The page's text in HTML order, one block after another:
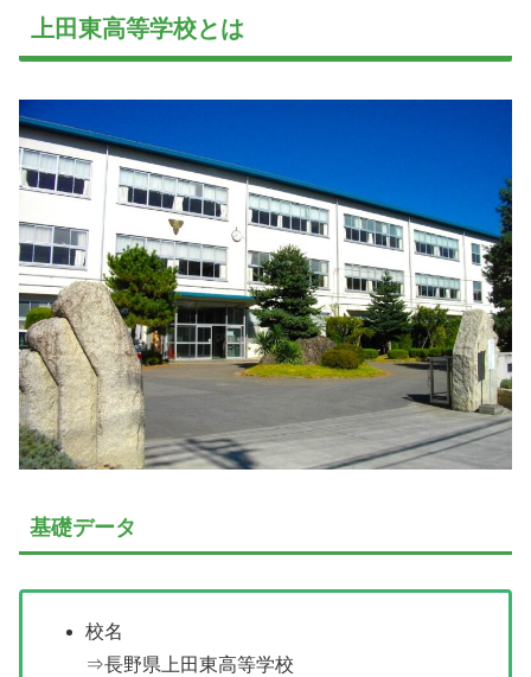
上田東高等学校とは
基礎データ
校名
⇒長野県上田東高等学校